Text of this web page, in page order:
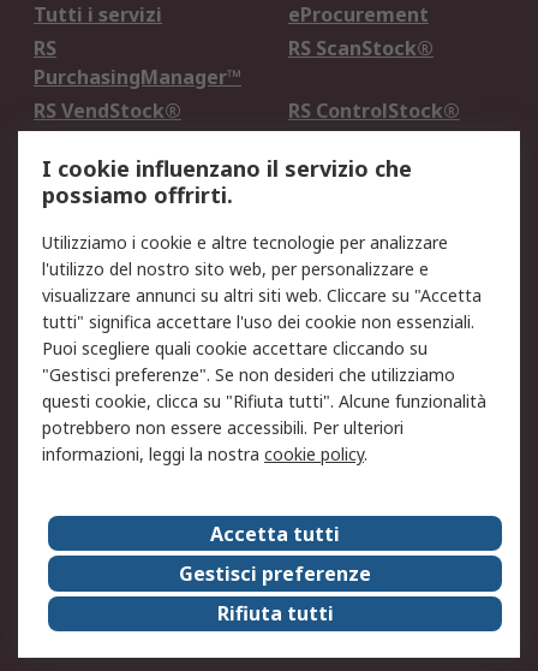
Tutti i servizi
eProcurement
RS
PurchasingManager™
RS ScanStock®
RS VendStock®
RS ControlStock®
Legale
Informativa Cookie
Informativa Privacy -
Aggiornata
Email Security
Termini d'uso
Condizioni di vendita
Condizioni generali di
servizio
Etica e responsabilità
Chi Siamo
Chi Siamo
Contattaci
Supporto
ESG
Carriere
RS Group
Press Centre
Discovery: il Blog di RS
I cookie influenzano il servizio che
possiamo offrirti.
Utilizziamo i cookie e altre tecnologie per analizzare
l'utilizzo del nostro sito web, per personalizzare e
visualizzare annunci su altri siti web. Cliccare su "Accetta
tutti" significa accettare l'uso dei cookie non essenziali.
Puoi scegliere quali cookie accettare cliccando su
"Gestisci preferenze". Se non desideri che utilizziamo
questi cookie, clicca su "Rifiuta tutti". Alcune funzionalità
potrebbero non essere accessibili. Per ulteriori
informazioni, leggi la nostra cookie policy.
Accetta tutti
Gestisci preferenze
Rifiuta tutti